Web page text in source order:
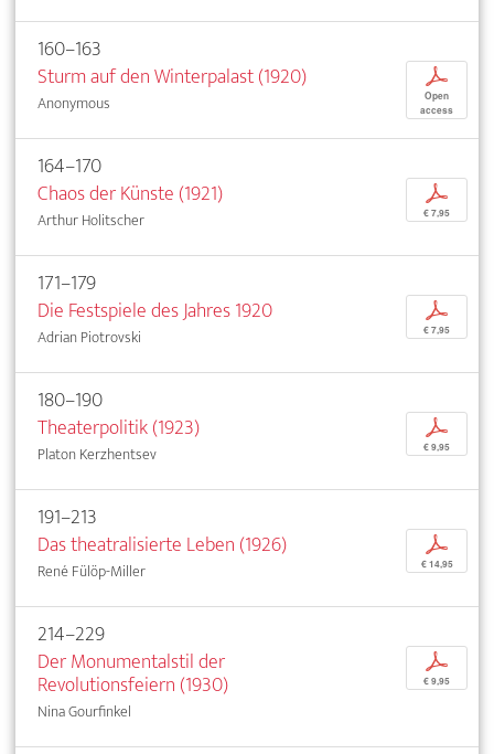
160–163
Sturm auf den Winterpalast (1920)
Anonymous
p
Open
access
164–170
Chaos der Künste (1921)
Arthur Holitscher
p
€ 7,95
171–179
Die Festspiele des Jahres 1920
Adrian Piotrovski
p
€ 7,95
180–190
Theaterpolitik (1923)
Platon Kerzhentsev
p
€ 9,95
191–213
Das theatralisierte Leben (1926)
René Fülöp-Miller
p
€ 14,95
214–229
Der Monumentalstil der
Revolutionsfeiern (1930)
Nina Gourfinkel
p
€ 9,95